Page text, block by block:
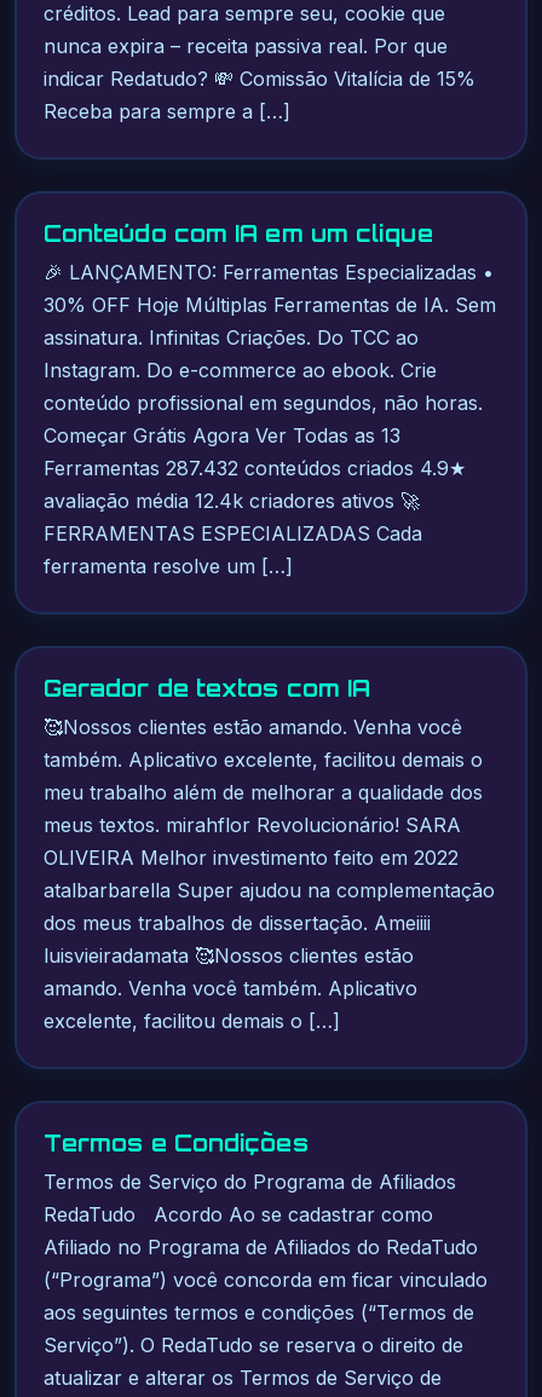
créditos. Lead para sempre seu, cookie que
nunca expira – receita passiva real. Por que
indicar Redatudo? 💸 Comissão Vitalícia de 15%
Receba para sempre a […]
Conteúdo com IA em um clique
🎉 LANÇAMENTO: Ferramentas Especializadas •
30% OFF Hoje Múltiplas Ferramentas de IA. Sem
assinatura. Infinitas Criações. Do TCC ao
Instagram. Do e-commerce ao ebook. Crie
conteúdo profissional em segundos, não horas.
Começar Grátis Agora Ver Todas as 13
Ferramentas 287.432 conteúdos criados 4.9★
avaliação média 12.4k criadores ativos 🚀
FERRAMENTAS ESPECIALIZADAS Cada
ferramenta resolve um […]
Gerador de textos com IA
🥰Nossos clientes estão amando. Venha você
também. Aplicativo excelente, facilitou demais o
meu trabalho além de melhorar a qualidade dos
meus textos. mirahflor Revolucionário! SARA
OLIVEIRA Melhor investimento feito em 2022
atalbarbarella Super ajudou na complementação
dos meus trabalhos de dissertação. Ameiiii
luisvieiradamata 🥰Nossos clientes estão
amando. Venha você também. Aplicativo
excelente, facilitou demais o […]
Termos e Condições
Termos de Serviço do Programa de Afiliados
RedaTudo Acordo Ao se cadastrar como
Afiliado no Programa de Afiliados do RedaTudo
(“Programa”) você concorda em ficar vinculado
aos seguintes termos e condições (“Termos de
Serviço”). O RedaTudo se reserva o direito de
atualizar e alterar os Termos de Serviço de